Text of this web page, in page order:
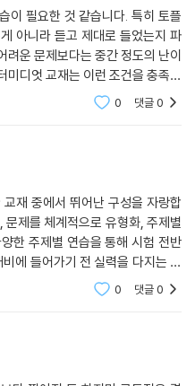
이 필요한 것 같습니다. 특히 토플
아니라 듣고 제대로 들었는지 파
려운 문제보다는 중간 정도의 난이
디엇 교재는 이런 조건을 충족하
히 파악한다면 나중에 더 어려운
0 댓글0
재 중에서 뛰어난 구성을 자랑합
제를 체계적으로 유형화, 주제별
한 주제별 연습을 통해 시험 전반
에 들어가기 전 실력을 다지는 데
친절한 설명과 체계적인 구성 덕
0 댓글0